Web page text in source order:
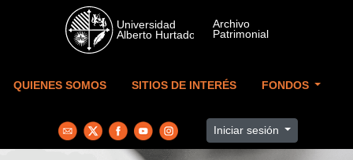
Skip to main content
QUIENES SOMOS SITIOS DE INTERÉS FONDOS
Iniciar sesión